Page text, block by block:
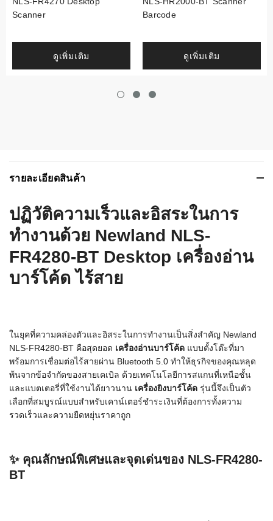
Scanner
ดูเพิ่มเติม
Barcode
ดูเพิ่มเติม
รายละเอียดสินค้า
ปฏิวัติความเร็วและอิสระในการ
ทำงานด้วย Newland NLS-
FR4280-BT Desktop เครื่องอ่าน
บาร์โค้ด ไร้สาย
ในยุคที่ความคล่องตัวและอิสระในการทำงานเป็นสิ่งสำคัญ Newland
NLS-FR4280-BT คือสุดยอด เครื่องอ่านบาร์โค้ด แบบตั้งโต๊ะที่มา
พร้อมการเชื่อมต่อไร้สายผ่าน Bluetooth 5.0 ทำให้ธุรกิจของคุณหลุด
พ้นจากข้อจำกัดของสายเคเบิล ด้วยเทคโนโลยีการสแกนที่เหนือชั้น
และแบตเตอรี่ที่ใช้งานได้ยาวนาน เครื่องยิงบาร์โค้ด รุ่นนี้จึงเป็นตัว
เลือกที่สมบูรณ์แบบสำหรับเคาน์เตอร์ชำระเงินที่ต้องการทั้งความ
รวดเร็วและความยืดหยุ่นราคาถูก
✨ คุณลักษณ์พิเศษและจุดเด่นของ NLS-FR4280-
BT